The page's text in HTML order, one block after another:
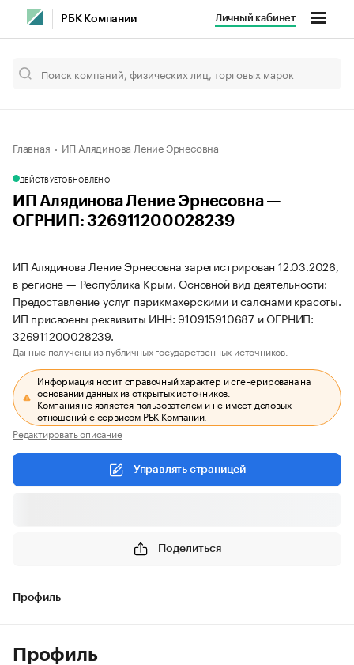
РБК Компании Личный кабинет
Главная ИП Алядинова Ление Эрнесовна
ДЕЙСТВУЕТОБНОВЛЕНО
ИП Алядинова Ление Эрнесовна —
ОГРНИП: 326911200028239
ИП Алядинова Ление Эрнесовна зарегистрирован 12.03.2026,
в регионе — Республика Крым. Основной вид деятельности:
Предоставление услуг парикмахерскими и салонами красоты.
ИП присвоены реквизиты ИНН: 910915910687 и ОГРНИП:
326911200028239.
Данные получены из публичных государственных источников.
Информация носит справочный характер и сгенерирована на
основании данных из открытых источников.
Компания не является пользователем и не имеет деловых
отношений с сервисом РБК Компании.
Редактировать описание
Управлять страницей
Поделиться
Профиль
Профиль